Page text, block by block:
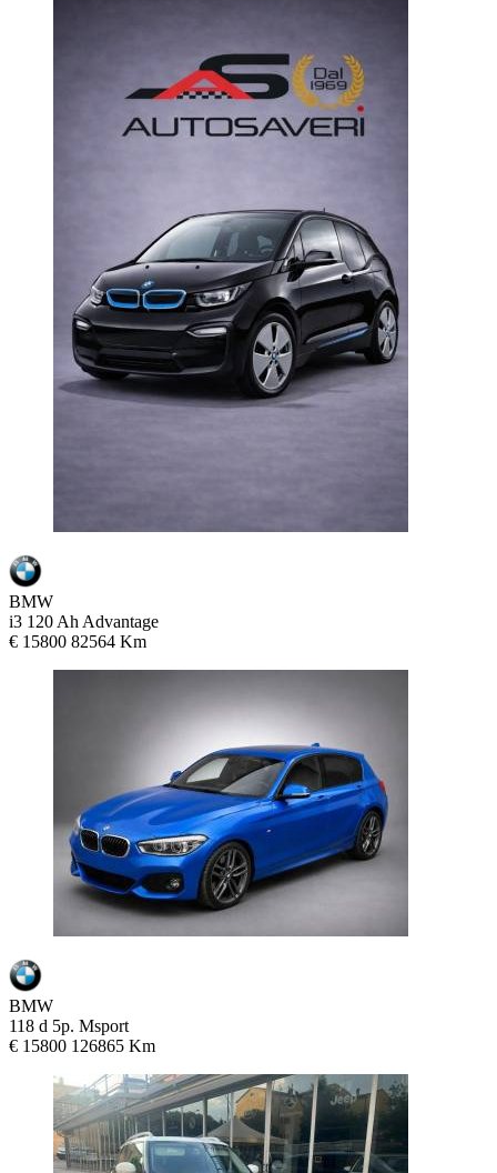
BMW
i3 120 Ah Advantage
€ 15800 82564 Km
BMW
118 d 5p. Msport
€ 15800 126865 Km